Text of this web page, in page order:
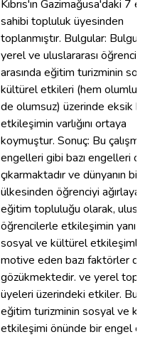
Kıbrıs'ın Gazimağusa'daki 7
sahibi topluluk üyesinden
toplanmıştır. Bulgular:
yerel ve uluslararası
arasında eğitim turizminin
kültürel etkileri (hem olumlu
de olumsuz) üzerinde eksik
etkileşimin varlığını ortaya
koymuştur. Sonuç: Bu
engelleri gibi bazı engelleri
çıkarmaktadır ve dünyanın
ülkesinden öğrenciyi
eğitim topluluğu olarak,
öğrencilerle etkileşimin yanı
sosyal ve kültürel
motive eden bazı faktörler de
gözükmektedir. ve yerel
üyeleri üzerindeki etkiler.
eğitim turizminin sosyal ve
etkileşimi önünde bir engel